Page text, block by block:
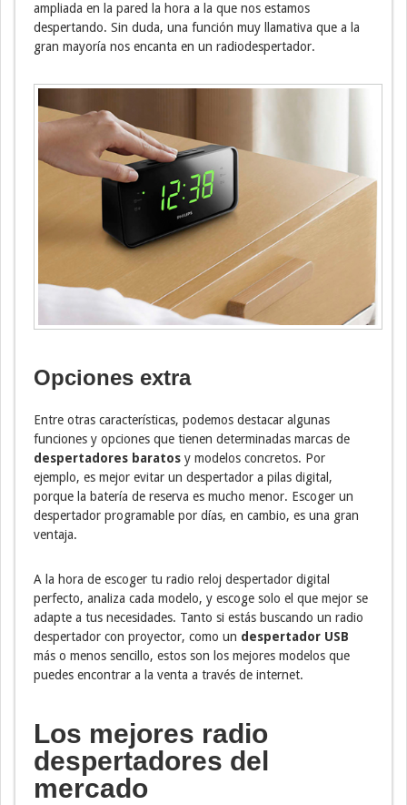
ampliada en la pared la hora a la que nos estamos
despertando. Sin duda, una función muy llamativa que a la
gran mayoría nos encanta en un radiodespertador.
Opciones extra
Entre otras características, podemos destacar algunas
funciones y opciones que tienen determinadas marcas de
despertadores baratos y modelos concretos. Por
ejemplo, es mejor evitar un despertador a pilas digital,
porque la batería de reserva es mucho menor. Escoger un
despertador programable por días, en cambio, es una gran
ventaja.
A la hora de escoger tu radio reloj despertador digital
perfecto, analiza cada modelo, y escoge solo el que mejor se
adapte a tus necesidades. Tanto si estás buscando un radio
despertador con proyector, como un despertador USB
más o menos sencillo, estos son los mejores modelos que
puedes encontrar a la venta a través de internet.
Los mejores radio
despertadores del
mercado